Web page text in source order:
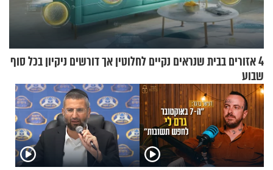
4 אזורים בבית שנראים נקיים לחלוטין אך דורשים ניקיון בכל סוף
שבוע